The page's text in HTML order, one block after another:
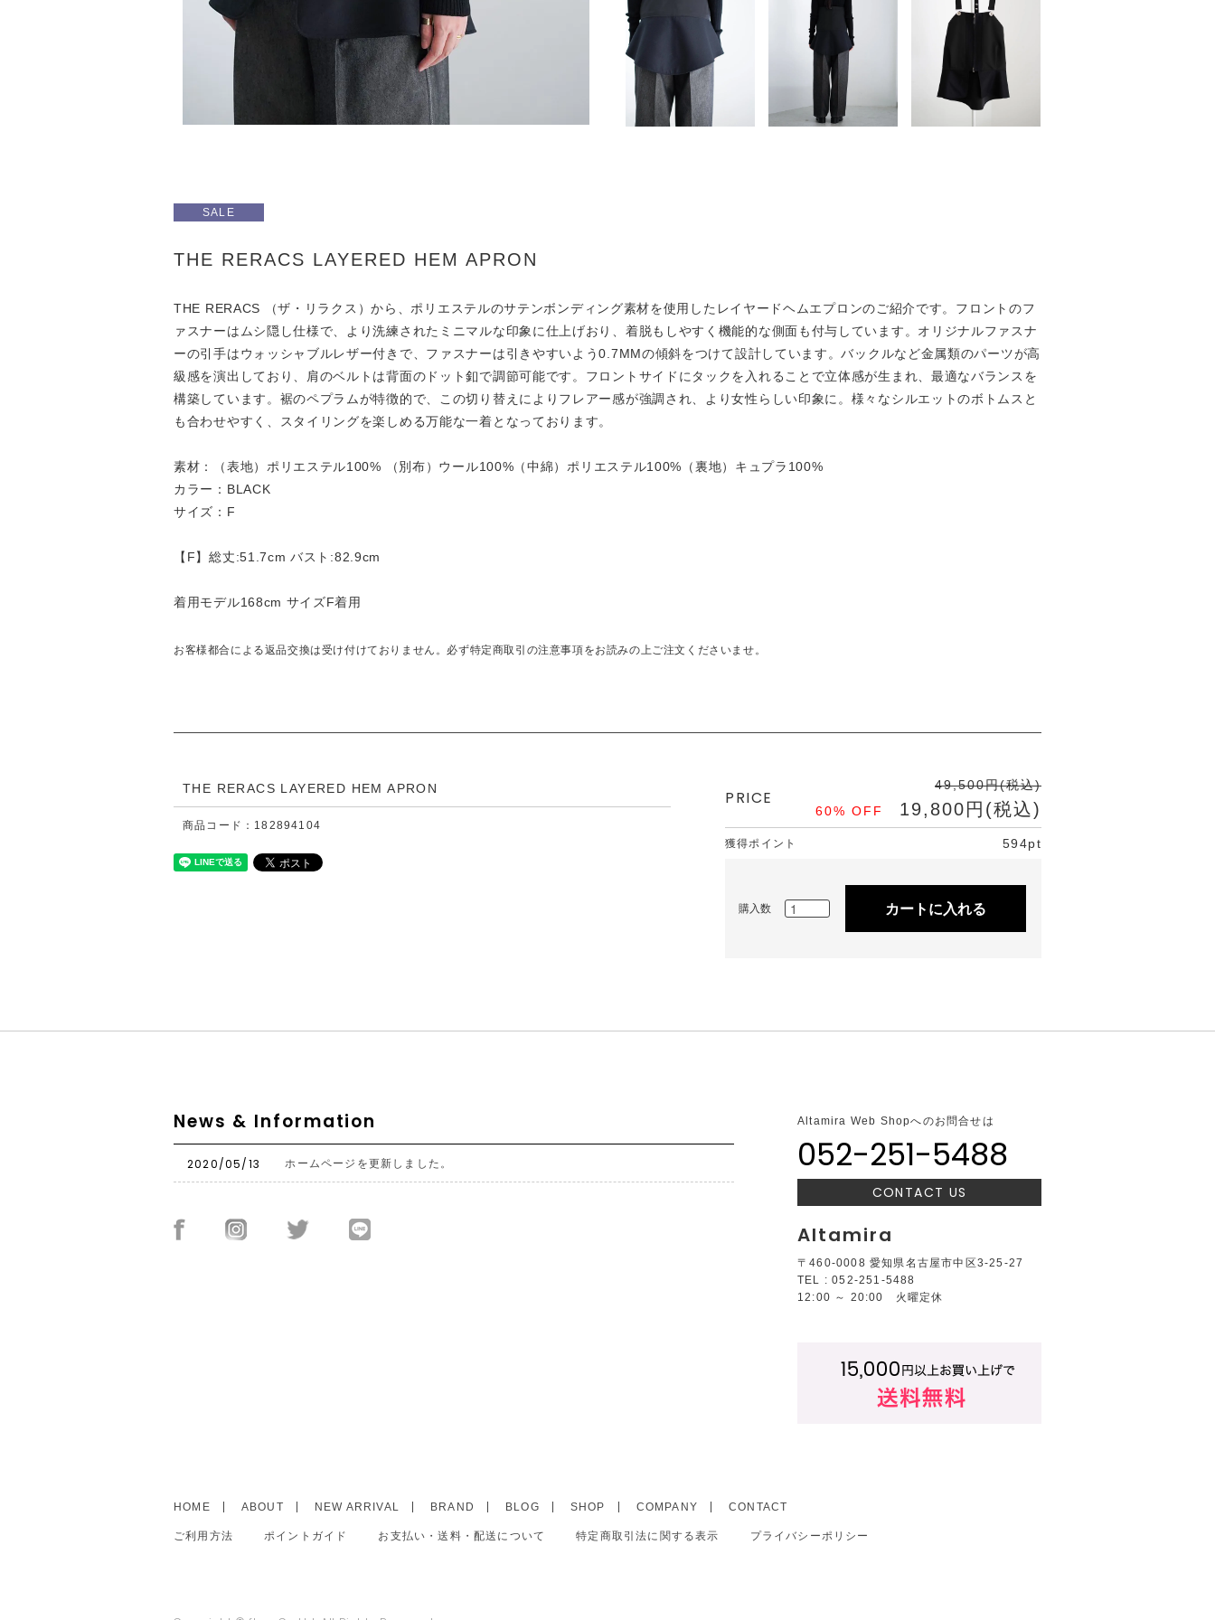
SALE
THE RERACS LAYERED HEM APRON
THE RERACS （ザ・リラクス）から、ポリエステルのサテンボンディング素材を使用したレイヤードヘムエプロンのご紹介です。フロントのフ
ァスナーはムシ隠し仕様で、より洗練されたミニマルな印象に仕上げおり、着脱もしやすく機能的な側面も付与しています。オリジナルファスナ
ーの引手はウォッシャブルレザー付きで、ファスナーは引きやすいよう0.7MMの傾斜をつけて設計しています。バックルなど金属類のパーツが高
級感を演出しており、肩のベルトは背面のドット釦で調節可能です。フロントサイドにタックを入れることで立体感が生まれ、最適なバランスを
構築しています。裾のペプラムが特徴的で、この切り替えによりフレアー感が強調され、より女性らしい印象に。様々なシルエットのボトムスと
も合わせやすく、スタイリングを楽しめる万能な一着となっております。
素材：（表地）ポリエステル100% （別布）ウール100%（中綿）ポリエステル100%（裏地）キュプラ100%
カラー：BLACK
サイズ：F
【F】総丈:51.7cm バスト:82.9cm
着用モデル168cm サイズF着用
お客様都合による返品交換は受け付けておりません。必ず特定商取引の注意事項をお読みの上ご注文くださいませ。
THE RERACS LAYERED HEM APRON
商品コード：182894104
PRICE
49,500円(税込)
60% OFF
19,800円(税込)
獲得ポイント 594pt
購入数 カートに入れる
News & Information
2020/05/13 ホームページを更新しました。
Altamira Web Shopへのお問合せは
052-251-5488
CONTACT US
Altamira
〒460-0008 愛知県名古屋市中区3-25-27
TEL : 052-251-5488
12:00 ～ 20:00 火曜定休
HOME ABOUT NEW ARRIVAL BRAND BLOG SHOP COMPANY CONTACT
ご利用方法 ポイントガイド お支払い・送料・配送について 特定商取引法に関する表示 プライバシーポリシー